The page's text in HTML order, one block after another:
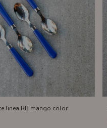
linea RB mango color